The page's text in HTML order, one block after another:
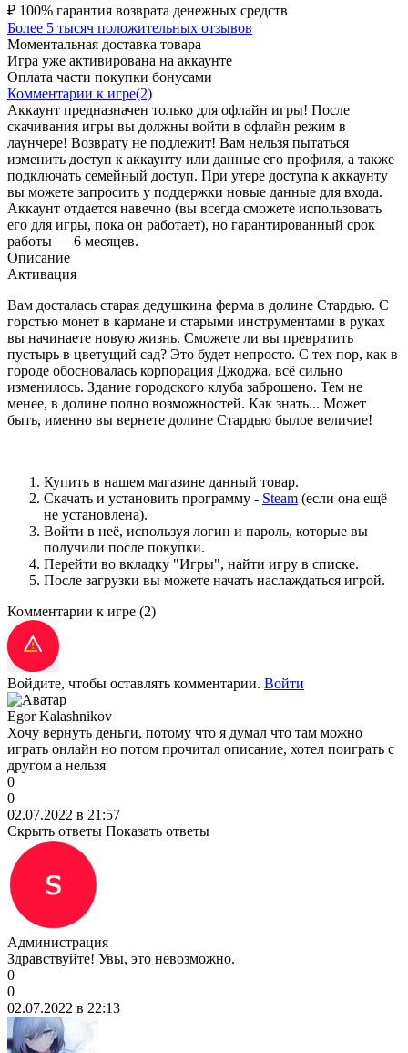
₽ 100% гарантия возврата денежных средств
Более 5 тысяч положительных отзывов
Моментальная доставка товара
Игра уже активирована на аккаунте
Оплата части покупки бонусами
Комментарии к игре(2)
Аккаунт предназначен только для офлайн игры! После
скачивания игры вы должны войти в офлайн режим в
лаунчере! Возврату не подлежит! Вам нельзя пытаться
изменить доступ к аккаунту или данные его профиля, а также
подключать семейный доступ. При утере доступа к аккаунту
вы можете запросить у поддержки новые данные для входа.
Аккаунт отдается навечно (вы всегда сможете использовать
его для игры, пока он работает), но гарантированный срок
работы — 6 месяцев.
Описание
Активация
Вам досталась старая дедушкина ферма в долине Стардью. С
горстью монет в кармане и старыми инструментами в руках
вы начинаете новую жизнь. Сможете ли вы превратить
пустырь в цветущий сад? Это будет непросто. С тех пор, как в
городе обосновалась корпорация Джоджа, всё сильно
изменилось. Здание городского клуба заброшено. Тем не
менее, в долине полно возможностей. Как знать... Может
быть, именно вы вернете долине Стардью былое величие!
Купить в нашем магазине данный товар.
Скачать и установить программу - Steam (если она ещё
не установлена).
Войти в неё, используя логин и пароль, которые вы
получили после покупки.
Перейти во вкладку "Игры", найти игру в списке.
После загрузки вы можете начать наслаждаться игрой.
Комментарии к игре (2)
Войдите, чтобы оставлять комментарии. Войти
Egor Kalashnikov
Хочу вернуть деньги, потому что я думал что там можно
играть онлайн но потом прочитал описание, хотел поиграть с
другом а нельзя
0
0
02.07.2022 в 21:57
Скрыть ответы Показать ответы
Администрация
Здравствуйте! Увы, это невозможно.
0
0
02.07.2022 в 22:13